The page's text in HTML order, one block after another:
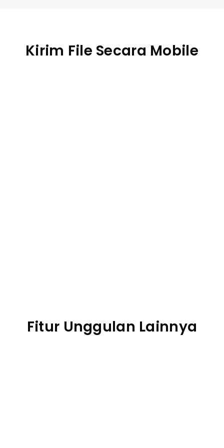
Kirim File Secara Mobile
Fitur Unggulan Lainnya